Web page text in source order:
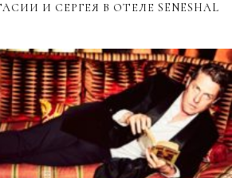
И СЕРГЕЯ В ОТЕЛЕ SENESHAL